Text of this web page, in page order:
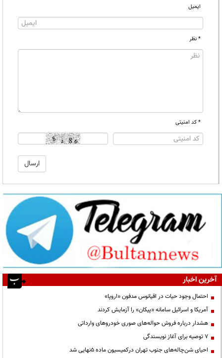
ایمیل
* نظر
* کد امنیتی
آخرین اخبار
احتمال وجود حیات در اقیانوس مدفون «اروپا»
آمریکا و اسرائیل سامانه «پیکان» را آزمایش کردند
هشدار درباره فروش حواله‌های صوری خودروهای وارداتی
۷ توصیه برای آغاز نویسندگی
احیای شن‌چاله‌های جنوب تهران درکمیسیون ماده ۵نهایی شد